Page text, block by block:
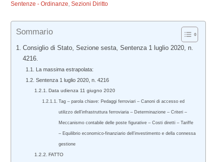
Sentenze - Ordinanze,Sezioni Diritto
Sommario
Consiglio di Stato, Sezione sesta, Sentenza 1 luglio 2020, n.
4216.
La massima estrapolata:
Sentenza 1 luglio 2020, n. 4216
Data udienza 11 giugno 2020
Tag – parola chiave: Pedaggi ferroviari – Canoni di accesso ed
utilizzo dell’infrastruttura ferroviaria – Determinazione – Criteri –
Meccanismo contabile delle poste figurative – Costi diretti – Tariffe
– Equilibrio economico-finanziario dell’investimento e della connessa
gestione
FATTO